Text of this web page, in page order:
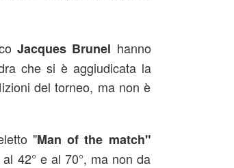
Jacques Brunel hanno
che si è aggiudicata la
del torneo, ma non è
"Man of the match"
42° e al 70°, ma non da